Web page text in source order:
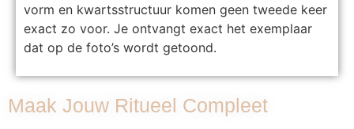
vorm en kwartsstructuur komen geen tweede keer
exact zo voor. Je ontvangt exact het exemplaar
dat op de foto’s wordt getoond.
Maak Jouw Ritueel Compleet